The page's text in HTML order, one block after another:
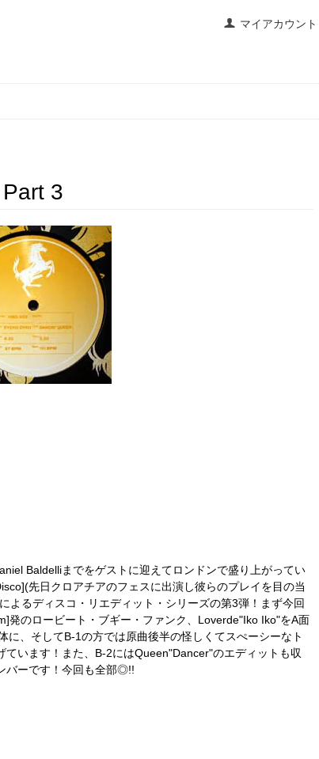
マイアカウント
3
Baldelliまでをゲストに迎えてロンドンで盛り上がってい
先日クロアチアのフェスに出演し彼らのプレイを目の当
よるディスコ・リエディット・シリーズの第3弾！まず今回
発のロービート・ブギー・ファンク、Loverde"Iko Iko"をA面
に、そしてB-1の方では原曲後半の怪しくてスぺーシーなト
います！また、B-2にはQueen"Dancer"のエディットも収
バーです！今回も全部◎!!